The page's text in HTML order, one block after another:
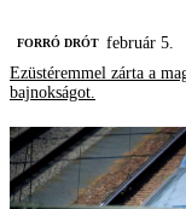
FORRÓ DRÓT február 5.
Ezüstéremmel zárta a
bajnokságot.